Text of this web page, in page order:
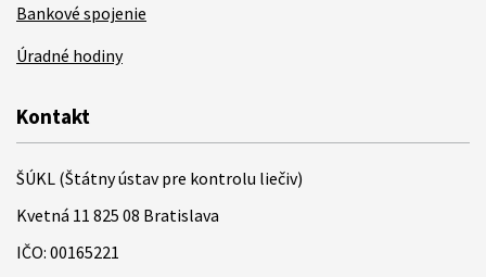
Bankové spojenie
Úradné hodiny
Kontakt
ŠÚKL (Štátny ústav pre kontrolu liečiv)
Kvetná 11 825 08 Bratislava
IČO: 00165221